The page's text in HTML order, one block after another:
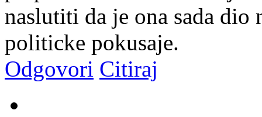
naslutiti da je ona sada dio
politicke pokusaje.
Odgovori Citiraj